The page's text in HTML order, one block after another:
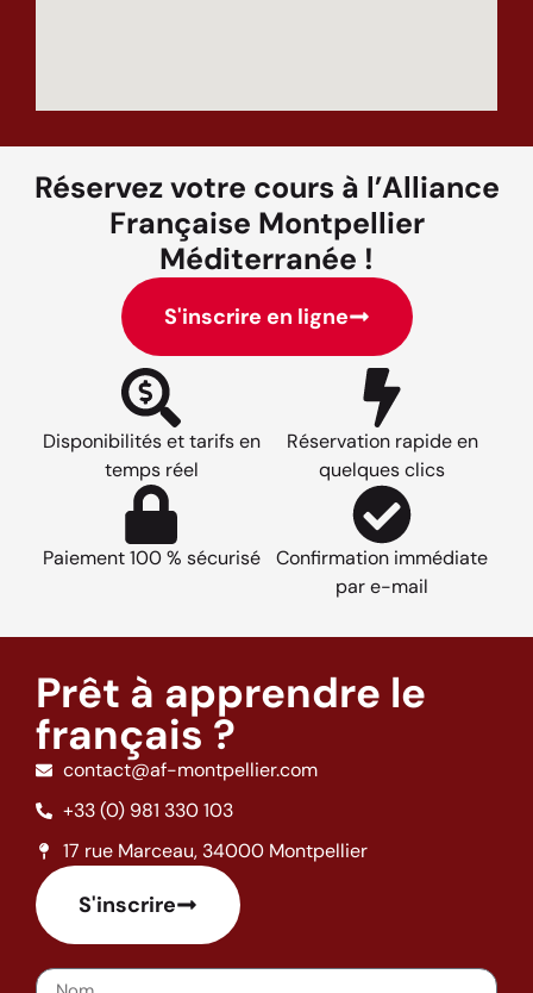
Réservez votre cours à l’Alliance
Française Montpellier
Méditerranée !
S'inscrire en ligne
Disponibilités et tarifs en
temps réel
Réservation rapide en
quelques clics
Paiement 100 % sécurisé
Confirmation immédiate
par e-mail
Prêt à apprendre le
français ?
contact@af-montpellier.com
+33 (0) 981 330 103
17 rue Marceau, 34000 Montpellier
S'inscrire